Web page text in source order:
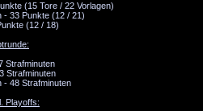
(15 Tore / 22 Vorlagen)
- 33 Punkte (12 / 21)
(12 / 18)
Strafminuten
Strafminuten
- 48 Strafminuten
Playoffs: